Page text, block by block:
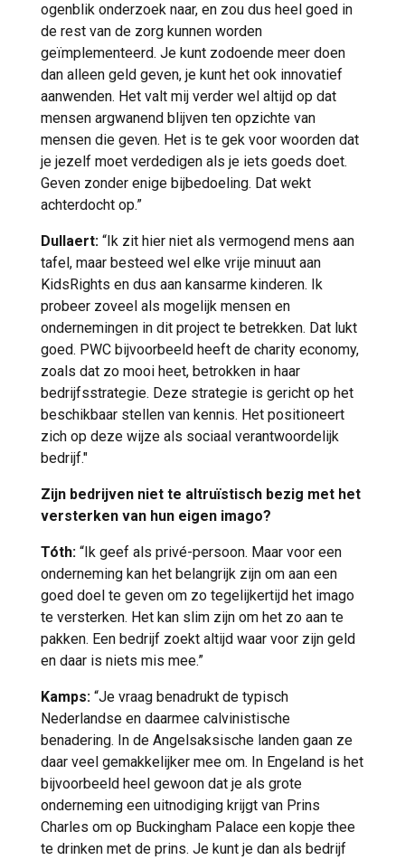
ogenblik onderzoek naar, en zou dus heel goed in
de rest van de zorg kunnen worden
geïmplementeerd. Je kunt zodoende meer doen
dan alleen geld geven, je kunt het ook innovatief
aanwenden. Het valt mij verder wel altijd op dat
mensen argwanend blijven ten opzichte van
mensen die geven. Het is te gek voor woorden dat
je jezelf moet verdedigen als je iets goeds doet.
Geven zonder enige bijbedoeling. Dat wekt
achterdocht op.”
Dullaert: “Ik zit hier niet als vermogend mens aan
tafel, maar besteed wel elke vrije minuut aan
KidsRights en dus aan kansarme kinderen. Ik
probeer zoveel als mogelijk mensen en
ondernemingen in dit project te betrekken. Dat lukt
goed. PWC bijvoorbeeld heeft de charity economy,
zoals dat zo mooi heet, betrokken in haar
bedrijfsstrategie. Deze strategie is gericht op het
beschikbaar stellen van kennis. Het positioneert
zich op deze wijze als sociaal verantwoordelijk
bedrijf."
Zijn bedrijven niet te altruïstisch bezig met het
versterken van hun eigen imago?
Tóth: “Ik geef als privé-persoon. Maar voor een
onderneming kan het belangrijk zijn om aan een
goed doel te geven om zo tegelijkertijd het imago
te versterken. Het kan slim zijn om het zo aan te
pakken. Een bedrijf zoekt altijd waar voor zijn geld
en daar is niets mis mee.”
Kamps: “Je vraag benadrukt de typisch
Nederlandse en daarmee calvinistische
benadering. In de Angelsaksische landen gaan ze
daar veel gemakkelijker mee om. In Engeland is het
bijvoorbeeld heel gewoon dat je als grote
onderneming een uitnodiging krijgt van Prins
Charles om op Buckingham Palace een kopje thee
te drinken met de prins. Je kunt je dan als bedrijf